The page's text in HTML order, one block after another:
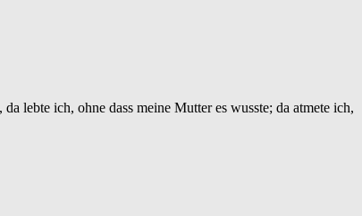
lebte ich, ohne dass meine Mutter es wusste; da atmete ich,